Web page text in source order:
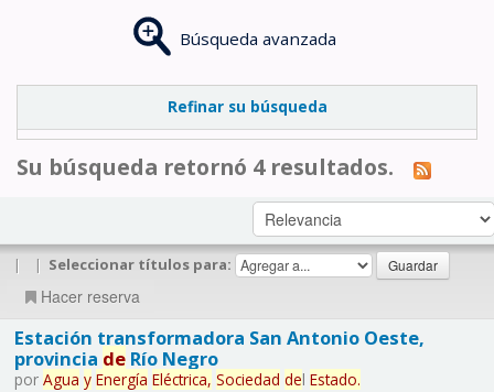
Búsqueda avanzada
Refinar su búsqueda
Su búsqueda retornó 4 resultados.
| | Seleccionar títulos para:
Hacer reserva
Estación transformadora San Antonio Oeste,
provincia deRío Negro
por Agua y Energía Eléctrica, Sociedad del Estado.